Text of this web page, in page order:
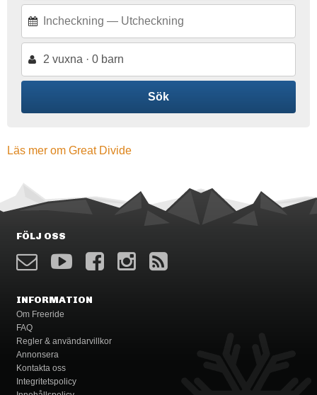
2 vuxna · 0 barn
Sök
Läs mer om Great Divide
FÖLJ OSS
INFORMATION
Om Freeride
FAQ
Regler & användarvillkor
Annonsera
Kontakta oss
Integritetspolicy